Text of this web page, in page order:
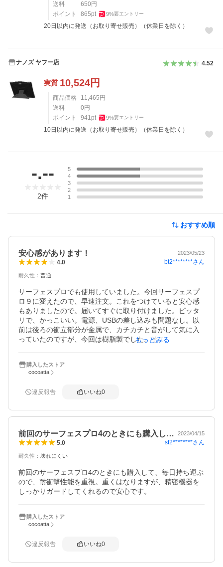
送料
650 円
ポイント
865pt 9%要エントリー
20日以内に発送（お取り寄せ販売）（休業日を除く）
ナノズ ヤフー店 4.52
実質 10,524円
商品価格 11,465 円
送料
0 円
ポイント
941pt 9%要エントリー
10日以内に発送（お取り寄せ販売）（休業日を除く）
-.--
2件
5
4
3
2
1
おすすめ順
安心感があります！ 2023/05/23
4.0 bt2********さん
耐久性 ： 普通
サーフェスプロでも使用していました。今回サーフェスプ
ロ９に変えたので、早速注文。これをつけていると安心感
もありましたので。届いてすぐに取り付けました。ピッタ
リで、かっこいい。電源、USBの差し込みも問題なし。以
前は後ろの衝立部分が金属で、カチカチと音がして気に入
っていたのですが、今回は樹脂製でした。そこが残念と言
もっとみる
購入したストア
cocoatta
違反報告 いいね0
前回のサーフェスプロ4のときにも購入し… 2023/04/15
5.0 st2********さん
耐久性 ： 壊れにくい
前回のサーフェスプロ4のときにも購入して、毎日持ち運ぶ
ので、耐衝撃性能を重視。重くはなりますが、精密機器を
しっかりガードしてくれるので安心です。
購入したストア
cocoatta
違反報告 いいね0